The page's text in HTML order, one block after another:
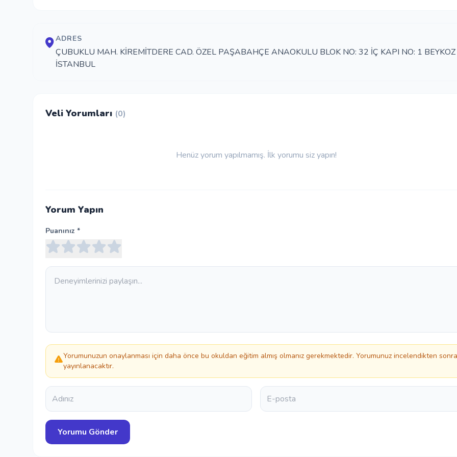
ADRES
ÇUBUKLU MAH. KİREMİTDERE CAD. ÖZEL PAŞABAHÇE ANAOKULU BLOK NO: 32 İÇ KAPI NO: 1
İSTANBUL
Veli Yorumları (0)
Henüz yorum yapılmamış. İlk yorumu siz yapın!
Yorum Yapın
Puanınız *
Yorumunuzun onaylanması için daha önce bu okuldan eğitim almış olmanız gerekmektedir. Yorumunuz incelendikten sonra
yayınlanacaktır.